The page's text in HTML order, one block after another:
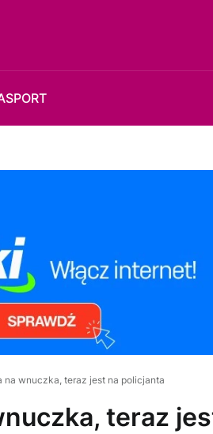
SPORT
na wnuczka, teraz jest na policjanta
teraz